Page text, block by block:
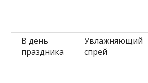
В день
праздника
Увлажняющий
спрей